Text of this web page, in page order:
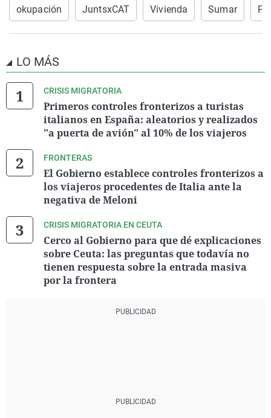
okupación JuntsxCAT Vivienda Sumar
LO MÁS
CRISIS MIGRATORIA
Primeros controles fronterizos a turistas
italianos en España: aleatorios y realizados
"a puerta de avión" al 10% de los viajeros
FRONTERAS
El Gobierno establece controles fronterizos a
los viajeros procedentes de Italia ante la
negativa de Meloni
CRISIS MIGRATORIA EN CEUTA
Cerco al Gobierno para que dé explicaciones
sobre Ceuta: las preguntas que todavía no
tienen respuesta sobre la entrada masiva
por la frontera